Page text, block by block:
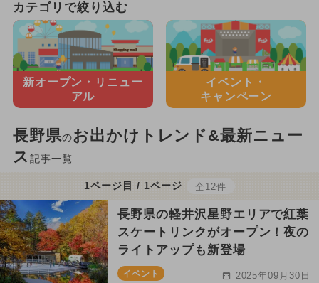
カテゴリで絞り込む
新オープン・ リニュー
アル
イベント・
キャンペーン
長野県のお出かけトレンド&最新ニュー
ス 記事一覧
1ページ目 / 1ページ 全12件
長野県の軽井沢星野エリアで紅葉
スケートリンクがオープン！夜の
ライトアップも新登場
イベント 2025年09月30日